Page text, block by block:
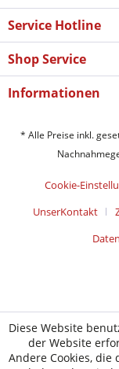
Service Hotline
Shop Service
Informationen
* Alle Preise inkl.
Cookie-
UnserKontakt
Diese Website
der Website
Andere Cookies,